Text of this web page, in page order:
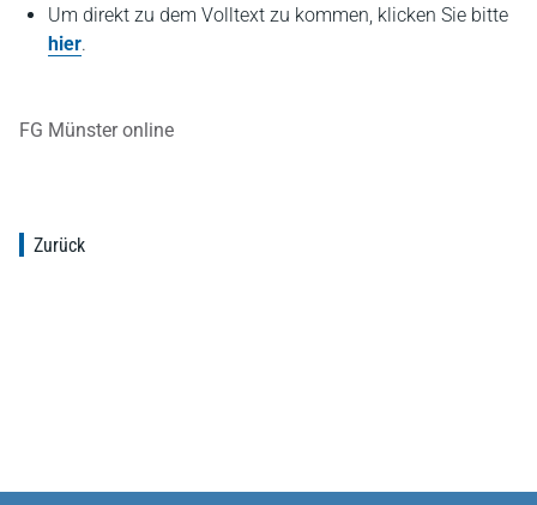
Um direkt zu dem Volltext zu kommen, klicken Sie bitte
hier.
FG Münster online
Zurück